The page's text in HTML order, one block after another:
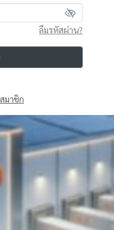
ลืมรหัสผ่าน?
มาชิก